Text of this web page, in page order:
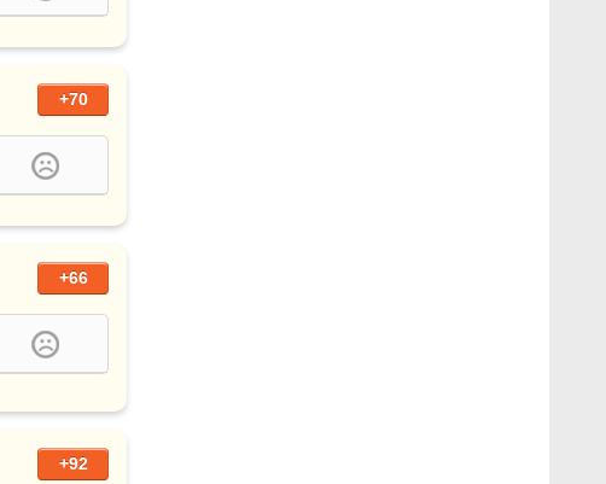
+70
+66
+92